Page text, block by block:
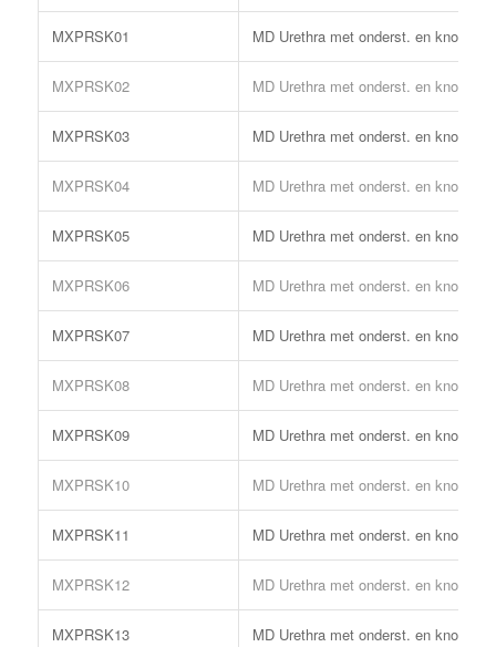
MXPRSK01 MD Urethra met onderst. en knop 51
MXPRSK02 MD Urethra met onderst. en knop 57
MXPRSK03 MD Urethra met onderst. en knop 64
MXPRSK04 MD Urethra met onderst. en knop 70
MXPRSK05 MD Urethra met onderst. en knop 76
MXPRSK06 MD Urethra met onderst. en knop 83
MXPRSK07 MD Urethra met onderst. en knop 89
MXPRSK08 MD Urethra met onderst. en knop 95
MXPRSK09 MD Urethra met onderst. en knop
MXPRSK10 MD Urethra met onderst. en knop
MXPRSK11 MD Urethra met onderst. en knop
MXPRSK12 MD Urethra met onderst. en knop
MXPRSK13 MD Urethra met onderst. en knop